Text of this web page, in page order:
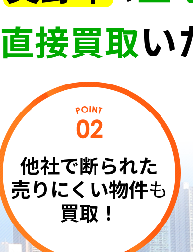
直接買取い
他社で断られた
売りにくい物件も
買取！